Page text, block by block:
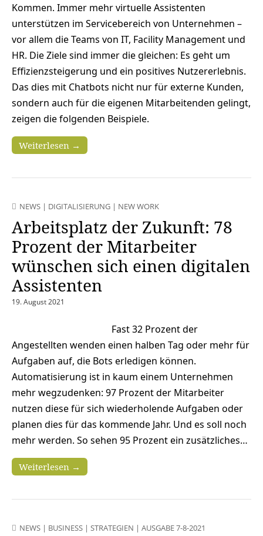
Kommen. Immer mehr virtuelle Assistenten
unterstützen im Servicebereich von Unternehmen –
vor allem die Teams von IT, Facility Management und
HR. Die Ziele sind immer die gleichen: Es geht um
Effizienzsteigerung und ein positives Nutzererlebnis.
Das dies mit Chatbots nicht nur für externe Kunden,
sondern auch für die eigenen Mitarbeitenden gelingt,
zeigen die folgenden Beispiele.
Weiterlesen →
NEWS | DIGITALISIERUNG | NEW WORK
Arbeitsplatz der Zukunft: 78
Prozent der Mitarbeiter
wünschen sich einen digitalen
Assistenten
19. August 2021
Fast 32 Prozent der
Angestellten wenden einen halben Tag oder mehr für
Aufgaben auf, die Bots erledigen können.
Automatisierung ist in kaum einem Unternehmen
mehr wegzudenken: 97 Prozent der Mitarbeiter
nutzen diese für sich wiederholende Aufgaben oder
planen dies für das kommende Jahr. Und es soll noch
mehr werden. So sehen 95 Prozent ein zusätzliches…
Weiterlesen →
NEWS | BUSINESS | STRATEGIEN | AUSGABE 7-8-2021